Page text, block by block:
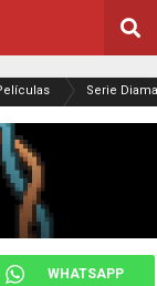
Serie
WHATSAPP